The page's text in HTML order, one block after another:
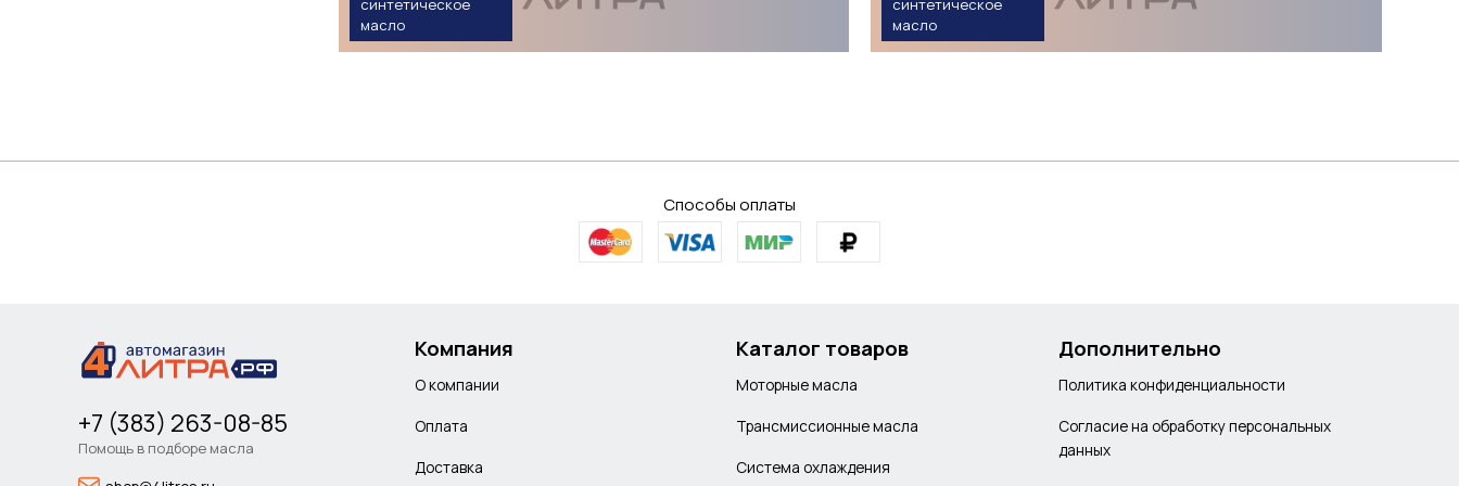
двигателя и бренду. Все позиции в наличии на складе, постоянные акции и скидки до 20% в разделе "Распродажа". Консультанты 4литра.рф
помогут выбрать оптимальное синтетическое масло для вашего автомобиля с учетом пробега, условий эксплуатации и рекомендаций
синтетическое
масло
синтетическое
масло
Способы оплаты
+7 (383) 263-08-85
Помощь в подборе масла
Компания
О компании
Оплата
Доставка
Каталог товаров
Моторные масла
Трансмиссионные масла
Система охлаждения
Дополнительно
Политика конфиденциальности
Согласие на обработку персональных
данных